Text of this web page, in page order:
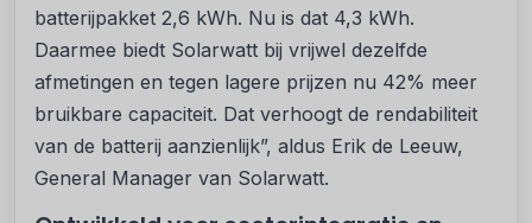
batterijpakket 2,6 kWh. Nu is dat 4,3 kWh.
Daarmee biedt Solarwatt bij vrijwel dezelfde
afmetingen en tegen lagere prijzen nu 42% meer
bruikbare capaciteit. Dat verhoogt de rendabiliteit
van de batterij aanzienlijk”, aldus Erik de Leeuw,
General Manager van Solarwatt.